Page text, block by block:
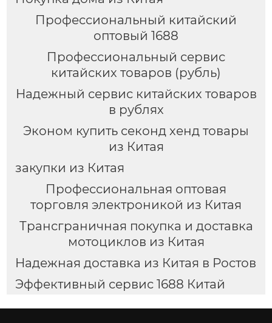
Профессиональный китайский
оптовый 1688
Профессиональный сервис
китайских товаров (рубль)
Надежный сервис китайских товаров
в рублях
Эконом купить секонд хенд товары
из Китая
закупки из Китая
Профессиональная оптовая
торговля электроникой из Китая
Трансграничная покупка и доставка
мотоциклов из Китая
Надежная доставка из Китая в Ростов
Эффективный сервис 1688 Китай